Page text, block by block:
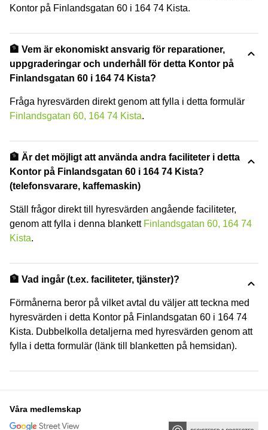
Kontor på Finlandsgatan 60 i 164 74 Kista.
🏦 Vem är ekonomiskt ansvarig för reparationer,
uppgraderingar och underhåll för detta Kontor på
Finlandsgatan 60 i 164 74 Kista?
Fråga hyresvärden direkt genom att fylla i detta formulär
Finlandsgatan 60, 164 74 Kista.
🏦 Är det möjligt att använda andra faciliteter i detta
Kontor på Finlandsgatan 60 i 164 74 Kista?
(telefonsvarare, kaffemaskin)
Ställ frågor direkt till hyresvärden angående faciliteter,
genom att fylla i denna blankett Finlandsgatan 60, 164 74
Kista.
🏦 Vad ingår (t.ex. faciliteter, tjänster)?
Förmånerna beror på vilket avtal du väljer att teckna med
hyresvärden i detta Kontor på Finlandsgatan 60 i 164 74
Kista. Dubbelkolla detaljerna med hyresvärden genom att
fylla i detta formulär (länk till blanketten på hemsidan).
Våra medlemskap